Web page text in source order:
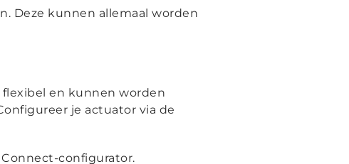
Deze kunnen allemaal worden
flexibel en kunnen worden
je actuator via de
configurator.